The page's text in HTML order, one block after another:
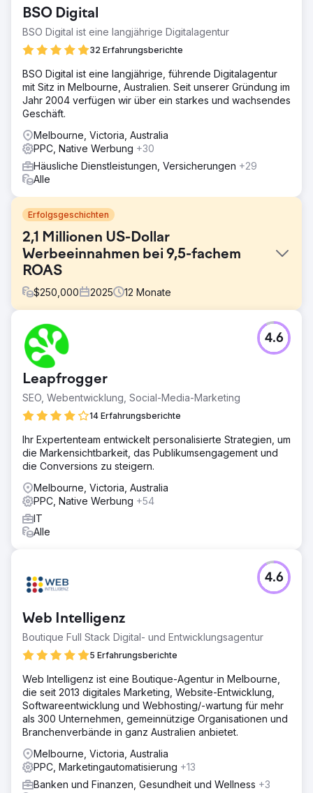
BSO Digital
BSO Digital ist eine langjährige Digitalagentur
32 Erfahrungsberichte
BSO Digital ist eine langjährige, führende Digitalagentur
mit Sitz in Melbourne, Australien. Seit unserer Gründung im
Jahr 2004 verfügen wir über ein starkes und wachsendes
Geschäft.
Melbourne, Victoria, Australia
PPC, Native Werbung +30
Häusliche Dienstleistungen, Versicherungen +29
Alle
Erfolgsgeschichten
2,1 Millionen US-Dollar
Werbeeinnahmen bei 9,5-fachem
ROAS
$250,000 2025 12 Monate
Herausforderung
Eine direkt an den Endverbraucher verkaufte
Hautpflegemarke hatte bei ihren Online-Verkäufen ein
Plateau erreicht. Sie sah sich mit folgenden Problemen
konfrontiert: • Steigende Akquisitionskosten auf Meta und
Google • Eine stagnierende Wiederkaufsrate • Geringe
Geschwindigkeit bei kreativen Tests (dieselben Anzeigen
liefen monatelang) • Keine Segmentierung im E-Mail-
Marketing • Eingeschränkte Expansion in internationale
Märkte
Lösung
Wir haben eine mehrgleisige Wachstumsstrategie
umgesetzt: • Skalierte Akquisekampagnen über Meta
Advantage+ und TikTok Spark Ads • Aufbau einer
strukturierten Kreativ-Testpipeline mit wöchentlichen
Anzeigeniterationen • Überarbeitung der Klaviyo-Flows
Neuseeland und Singapur mit lokalisierter Kreativarbeit •
Optimierung von Produktpaketen und Upselling-/Cross-
Ergebnis
Über 12 Monate: • Der Umsatz stieg auf 2,1 Mio. USD (ein
Anstieg von 176 % im Vergleich zum Vorjahr) • Die
durchschnittliche Wiederholungskaufrate stieg um 38 % •
Die Kundenakquisitionskosten sanken um 29 % •
Bezahlte Kampagnen erzielten einen 9,5-fachen ROAS
Zur Agenturseite
Leapfrogger
SEO, Webentwicklung, Social-Media-Marketing
14 Erfahrungsberichte
4.6
Ihr Expertenteam entwickelt personalisierte Strategien, um
die Markensichtbarkeit, das Publikumsengagement und
die Conversions zu steigern.
Melbourne, Victoria, Australia
PPC, Native Werbung +54
IT
Alle
Web Intelligenz
Boutique Full Stack Digital- und Entwicklungsagentur
5 Erfahrungsberichte
4.6
Web Intelligenz ist eine Boutique-Agentur in Melbourne,
die seit 2013 digitales Marketing, Website-Entwicklung,
Softwareentwicklung und Webhosting/-wartung für mehr
als 300 Unternehmen, gemeinnützige Organisationen und
Branchenverbände in ganz Australien anbietet.
Melbourne, Victoria, Australia
PPC, Marketingautomatisierung +13
Banken und Finanzen, Gesundheit und Wellness +3